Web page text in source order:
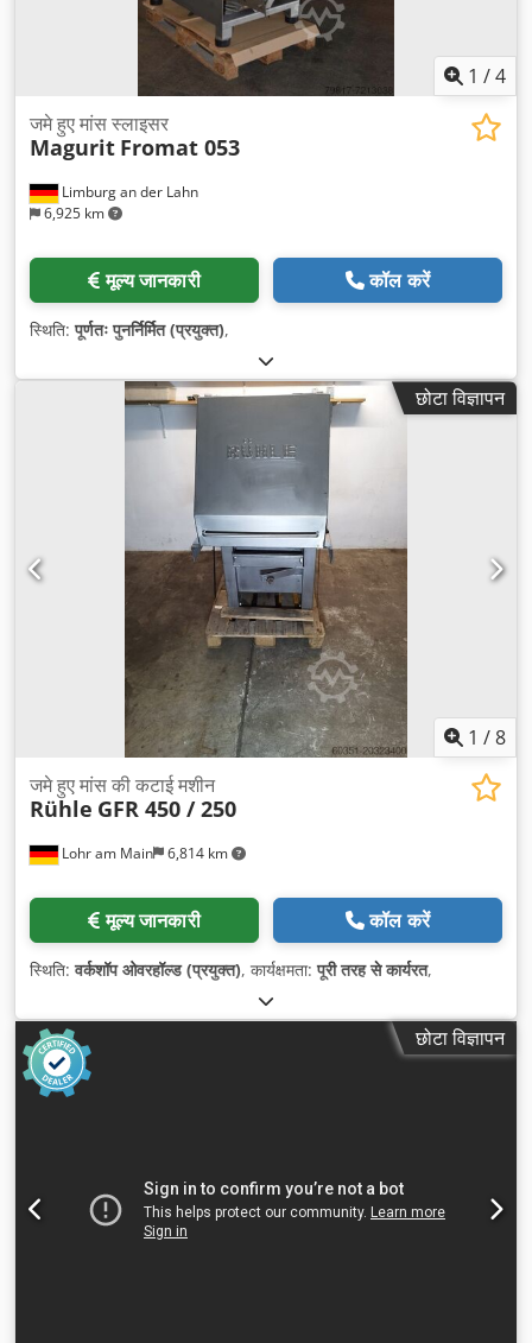
1 /4
Limburg an der Lahn
6,925 km
जमे हुए मांस स्लाइसर
Magurit Fromat 053
मूल्य जानकारी कॉल करें
स्थिति:पूर्णतः पुनर्निर्मित (प्रयुक्त),
छोटा विज्ञापन
1 /8
Lohr am Main 6,814 km
जमे हुए मांस की कटाई मशीन
Rühle GFR 450 / 250
मूल्य जानकारी कॉल करें
स्थिति:वर्कशॉप ओवरहॉल्ड (प्रयुक्त), कार्यक्षमता:पूरी तरह से कार्यरत,
छोटा विज्ञापन